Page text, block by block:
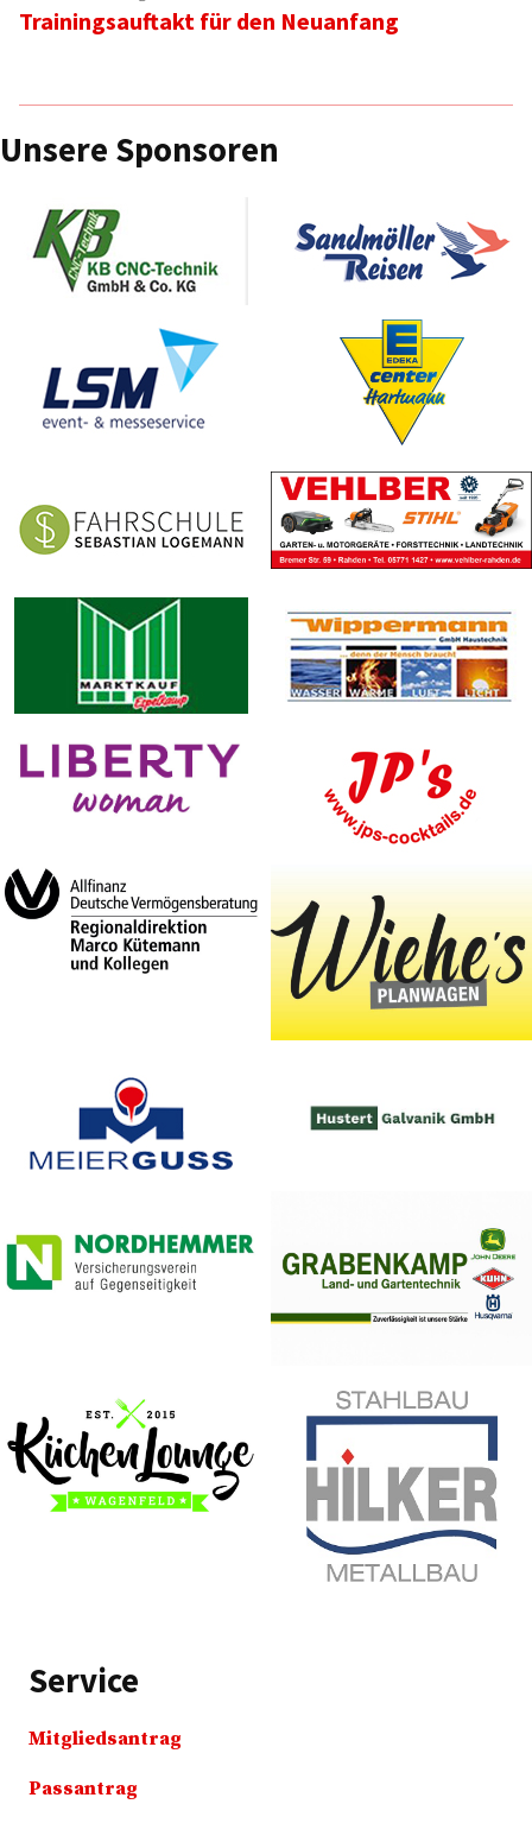
Beitrag:
Trainingsauftakt für den Neuanfang
Unsere Sponsoren
Service
Mitgliedsantrag
Passantrag